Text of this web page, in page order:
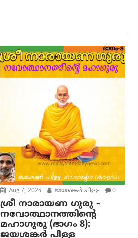
Aug 7, 2026 ജയശങ്കര്‍ പിള്ള 0
ശ്രീ നാരായണ ഗുരു –
നവോത്ഥാനത്തിന്റെ
മഹാഗുരു (ഭാഗം 8):
ജയശങ്കര്‍ പിള്ള